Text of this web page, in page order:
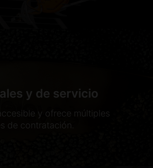
y de servicio
y ofrece múltiples
de contratación.